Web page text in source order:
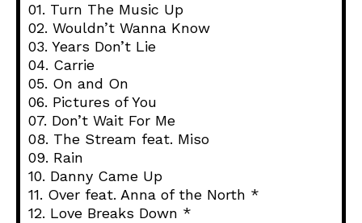
01. Turn The Music Up
02. Wouldn’t Wanna Know
03. Years Don’t Lie
04. Carrie
05. On and On
06. Pictures of You
07. Don’t Wait For Me
08. The Stream feat. Miso
09. Rain
10. Danny Came Up
11. Over feat. Anna of the North *
12. Love Breaks Down *